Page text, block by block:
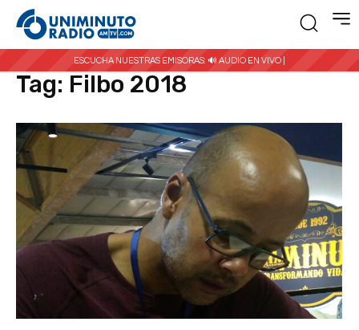
ESCUCHA NUESTRAS EMISORAS: 🔊 AUDIO EN VIVO |
Inicio Etiquetas Filbo 2018
Tag: Filbo 2018